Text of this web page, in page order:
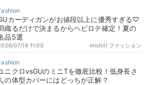
カーディガンがお値段以上に優秀すぎる♡
織るだけで決まるからヘビロテ確定！夏の
品5選
michill ファッション
07/16 11:00
ニクロvsGUのミニTを徹底比較！低身長さ
の体型カバーにはどっちが正解？